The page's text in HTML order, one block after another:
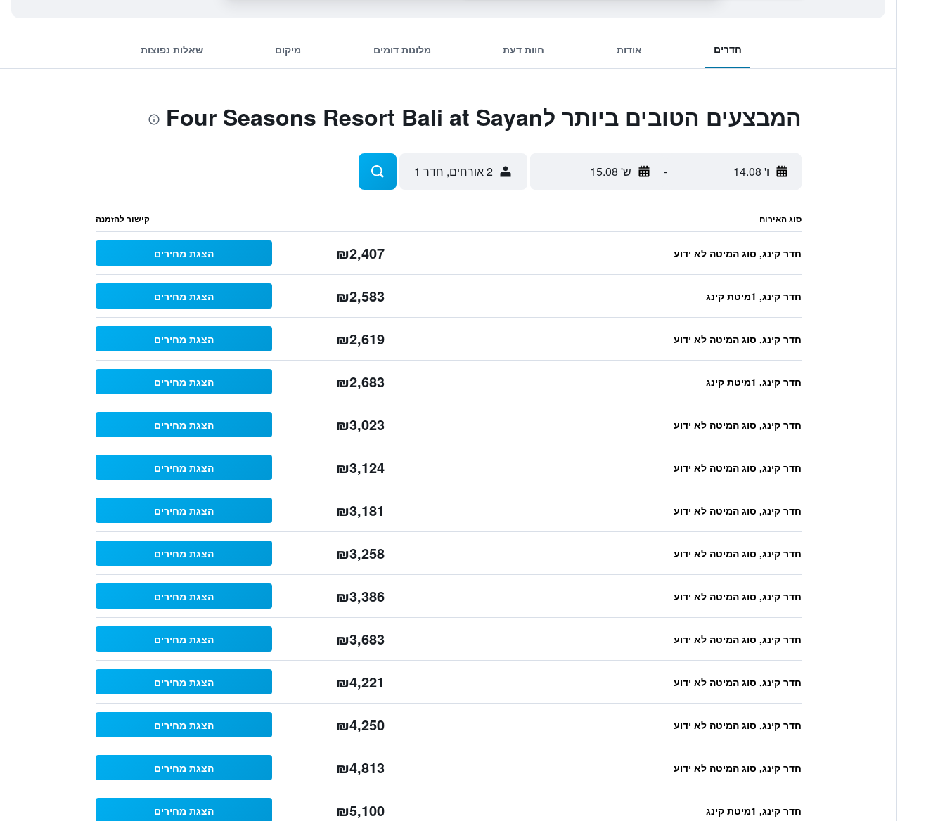
חדרים אודות חוות דעת מלונות דומים מיקום שאלות נפוצות
המבצעים הטובים ביותר לFour Seasons Resort Bali at Sayan
ו' 14.08 - ש' 15.08 2 אורחים, חדר 1
סוג האירוח קישור להזמנה
חדר קינג, סוג המיטה לא ידוע ₪2,407 הצגת מחירים
חדר קינג, 1מיטת קינג ₪2,583 הצגת מחירים
חדר קינג, סוג המיטה לא ידוע ₪2,619 הצגת מחירים
חדר קינג, 1מיטת קינג ₪2,683 הצגת מחירים
חדר קינג, סוג המיטה לא ידוע ₪3,023 הצגת מחירים
חדר קינג, סוג המיטה לא ידוע ₪3,124 הצגת מחירים
חדר קינג, סוג המיטה לא ידוע ₪3,181 הצגת מחירים
חדר קינג, סוג המיטה לא ידוע ₪3,258 הצגת מחירים
חדר קינג, סוג המיטה לא ידוע ₪3,386 הצגת מחירים
חדר קינג, סוג המיטה לא ידוע ₪3,683 הצגת מחירים
חדר קינג, סוג המיטה לא ידוע ₪4,221 הצגת מחירים
חדר קינג, סוג המיטה לא ידוע ₪4,250 הצגת מחירים
חדר קינג, סוג המיטה לא ידוע ₪4,813 הצגת מחירים
חדר קינג, 1מיטת קינג ₪5,100 הצגת מחירים